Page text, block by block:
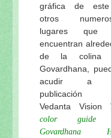
gráfica de
otros
lugares que
encuentran
de la colina
Govardhana,
acudir a
publicación
Vedanta Vision
color guide
Govardhana